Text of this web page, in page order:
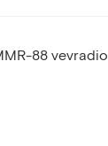
88 vevradio